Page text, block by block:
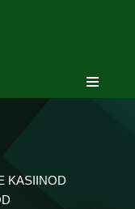
KASIINOD